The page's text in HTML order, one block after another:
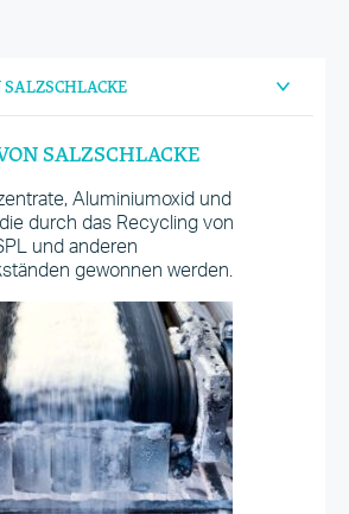
SALZSCHLACKE
SALZSCHLACKE
Aluminiumoxid und
durch das Recycling von
und anderen
gewonnen werden.